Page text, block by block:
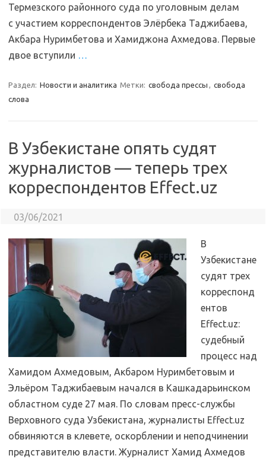
Термезского районного суда по уголовным делам
с участием корреспондентов Элёрбека Таджибаева,
Акбара Нуримбетова и Хамиджона Ахмедова. Первые
двое вступили …
Раздел: Новости и аналитика Метки: свобода прессы , свобода
слова
В Узбекистане опять судят
журналистов — теперь трех
корреспондентов Effect.uz
03/06/2021
В
Узбекистане
судят трех
корреспонд
ентов
Effect.uz:
судебный
процесс над
Хамидом Ахмедовым, Акбаром Нуримбетовым и
Эльёром Таджибаевым начался в Кашкадарьинском
областном суде 27 мая. По словам пресс-службы
Верховного суда Узбекистана, журналисты Effect.uz
обвиняются в клевете, оскорблении и неподчинении
представителю власти. Журналист Хамид Ахмедов